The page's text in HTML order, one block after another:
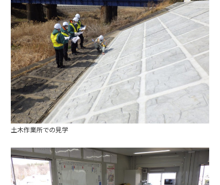
土木作業所での見学